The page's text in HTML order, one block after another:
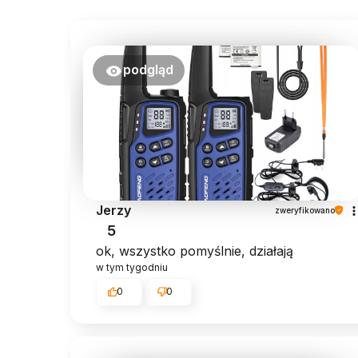
podgląd
Jerzy zweryfikowano
5
ok, wszystko pomyślnie, działają
w tym tygodniu
0 0